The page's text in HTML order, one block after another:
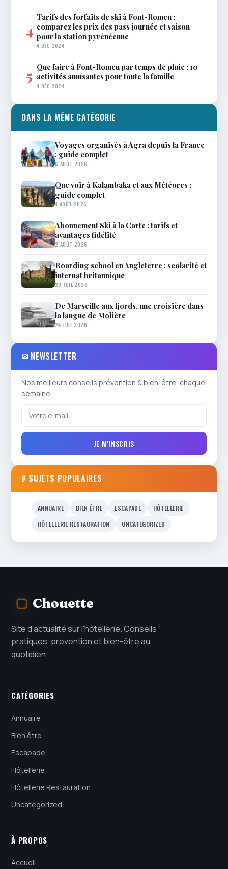
4
Tarifs des forfaits de ski à Font-Romeu :
comparez les prix des pass journée et saison
pour la station pyrénéenne
4 DÉC 2024
5 Que faire à Font-Romeu par temps de pluie : 10
activités amusantes pour toute la famille
4 DÉC 2024
DANS LA MÊME CATÉGORIE
Voyages organisés à Agra depuis la France
: guide complet
6 AOÛT 2026
Que voir à Kalambaka et aux Météores :
guide complet
4 AOÛT 2026
Abonnement Ski à la Carte : tarifs et
avantages fidélité
2 AOÛT 2026
Boarding school en Angleterre : scolarité et
internat britannique
29 JUIL 2026
De Marseille aux fjords, une croisière dans
la langue de Molière
24 JUIL 2026
✉ NEWSLETTER
Nos meilleurs conseils prévention & bien-être, chaque
semaine.
JE M'INSCRIS
# SUJETS POPULAIRES
ANNUAIRE BIEN ÊTRE ESCAPADE
HÔTELLERIE
HÔTELLERIE RESTAURATION
UNCATEGORIZED
Chouette
Site d'actualité sur l'hôtellerie. Conseils
pratiques, prévention et bien-être au
quotidien.
CATÉGORIES
Annuaire
Bien être
Escapade
Hôtellerie
Hôtellerie Restauration
Uncategorized
À PROPOS
Accueil